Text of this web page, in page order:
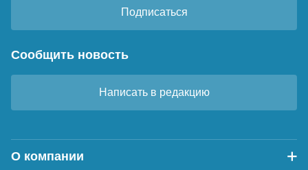
Подписаться
Сообщить новость
Написать в редакцию
О компании